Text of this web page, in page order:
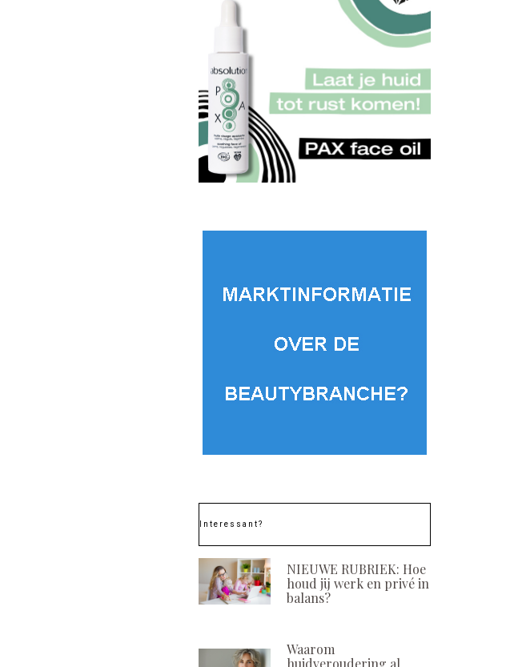
Interessant?
NIEUWE RUBRIEK: Hoe
houd jij werk en privé in
balans?
Waarom
huidveroudering al